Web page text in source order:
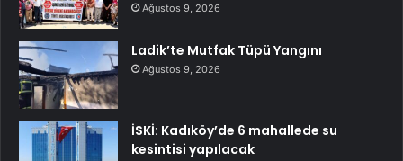
Ağustos 9, 2026
Ladik’te Mutfak Tüpü Yangını
Ağustos 9, 2026
İSKİ: Kadıköy’de 6 mahallede su
kesintisi yapılacak